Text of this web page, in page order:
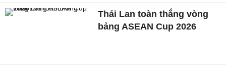
Thái Lan toàn thắng vòng
bảng ASEAN Cup 2026